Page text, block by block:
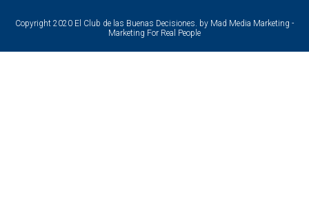
Copyright 2020 El Club de las Buenas Decisiones. by Mad Media Marketing -
Marketing For Real People